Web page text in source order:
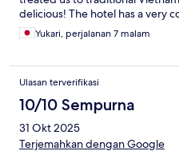
perceived to be the owner's
is less expensive and much
Quarter. My perception is that if
recommend this place. I am
MISERABLE experience.
delicious! The hotel has a very
made us feel right at home.
street food just a short walk away.
Yukari, perjalanan 7 malam
Ulasan terverifikasi
10/10 Sempurna
31 Okt 2025
Terjemahkan dengan Google